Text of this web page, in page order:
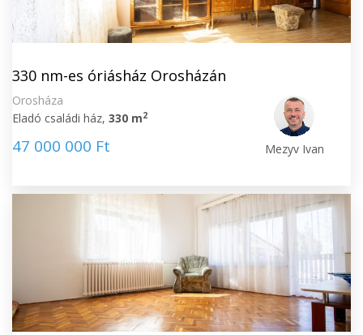
330 nm-es óriásház Orosházán
Orosháza
Eladó családi ház, 330 m2
47 000 000 Ft Mezyv Ivan